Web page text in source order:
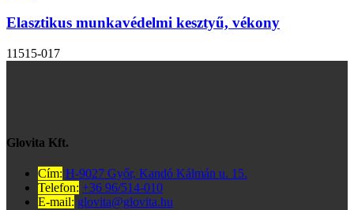
Elasztikus munkavédelmi kesztyű, vékony
11515-017
Glovita Kft.
Cím: H-9027 Győr, Kandó Kálmán u. 15.
Telefon: +36 96/514-010
E-mail: glovita@glovita.hu